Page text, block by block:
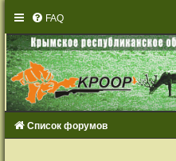
FAQ
Список форумов